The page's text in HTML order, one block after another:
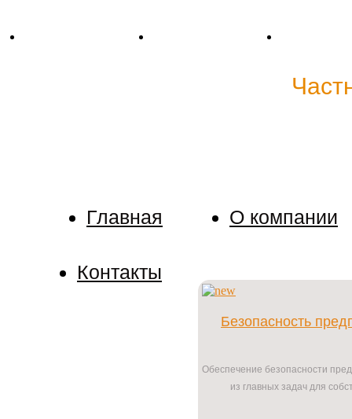
Главная О компании
Контакты
Безопасность
Обеспечение безопасности
из главных задач для